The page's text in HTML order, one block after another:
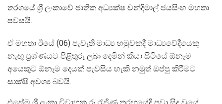
තරගයේ ශ්‍රී ලංකාවේ ජාතික අධ්‍යක්ෂ චන්දිමාල් ජයසිංහ මහතා
පවසයි.
ඒ මහතා ඊයේ (06) පැවැති මාධ්‍ය හමුවකදී මාධ්‍යවේදීයෙකු
නැඟු ප්‍රශ්ණයට පිළිතුරු ලබා දෙමින් කියා සිටියේ ඕනෑම
අයෙකුට ඕනෑම දෙයක් පැවසිය හැකි නමුත් ඔප්පු කිරීමට
සාක්ෂි අවශ්‍ය බවයි.